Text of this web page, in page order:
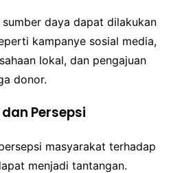
daya dapat dilakukan
kampanye sosial media,
lokal, dan pengajuan
donor.
Persepsi
masyarakat terhadap
menjadi tantangan.